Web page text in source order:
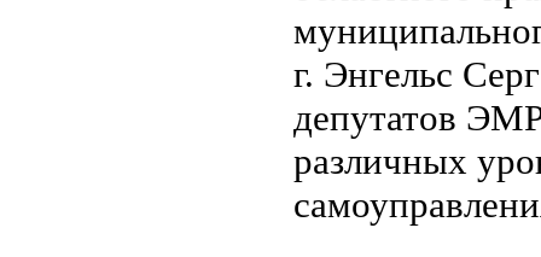
г. Энгельс
депутатов
различных